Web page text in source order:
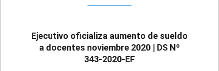
Ejecutivo oficializa aumento de sueldo
a docentes noviembre 2020 | DS Nº
343-2020-EF